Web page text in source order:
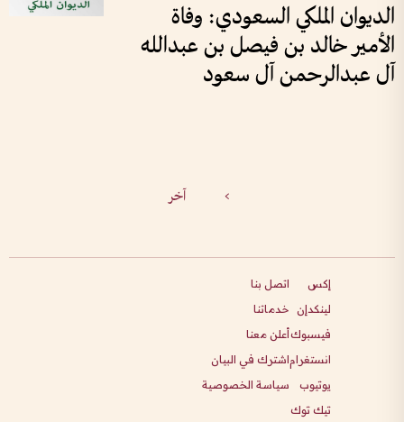
الديوان الملكي السعودي: وفاة
الأمير خالد بن فيصل بن عبدالله
آل عبدالرحمن آل سعود
> آخر
إكس
لينكدإن
فيسبوك
انستغرام
يوتيوب
تيك توك
اتصل بنا
خدماتنا
أعلن معنا
اشترك في البيان
سياسة الخصوصية